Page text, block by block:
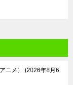
ニメ）
2026年8月6